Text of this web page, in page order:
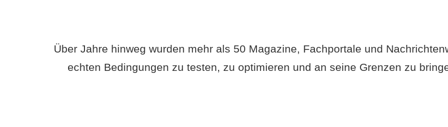
Über Jahre hinweg wurden mehr als 50 Magazine, Fachportale und
echten Bedingungen zu testen, zu optimieren und an seine Grenzen zu